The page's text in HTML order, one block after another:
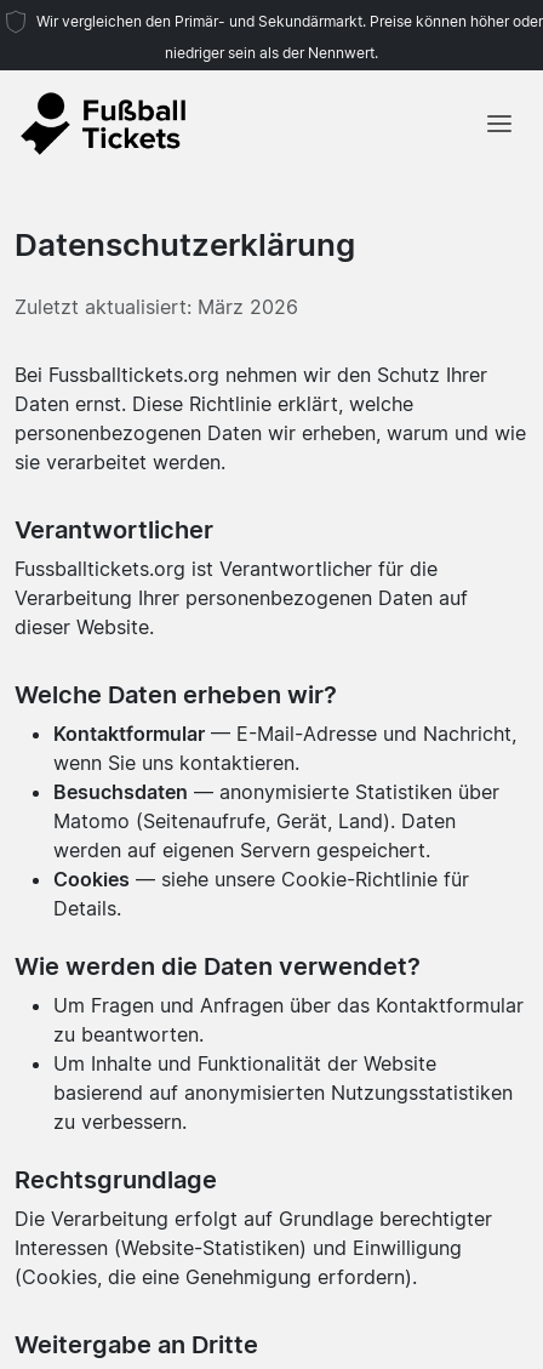
Wir vergleichen den Primär- und Sekundärmarkt. Preise können höher oder
niedriger sein als der Nennwert.
Mannschaften
Reisebüros
Datenschutzerklärung
Zuletzt aktualisiert: März 2026
Bei Fussballtickets.org nehmen wir den Schutz Ihrer
Daten ernst. Diese Richtlinie erklärt, welche
personenbezogenen Daten wir erheben, warum und wie
sie verarbeitet werden.
Verantwortlicher
Fussballtickets.org ist Verantwortlicher für die
Verarbeitung Ihrer personenbezogenen Daten auf
dieser Website.
Welche Daten erheben wir?
Kontaktformular — E-Mail-Adresse und Nachricht,
wenn Sie uns kontaktieren.
Besuchsdaten — anonymisierte Statistiken über
Matomo (Seitenaufrufe, Gerät, Land). Daten
werden auf eigenen Servern gespeichert.
Cookies — siehe unsere Cookie-Richtlinie für
Details.
Wie werden die Daten verwendet?
Um Fragen und Anfragen über das Kontaktformular
zu beantworten.
Um Inhalte und Funktionalität der Website
basierend auf anonymisierten Nutzungsstatistiken
zu verbessern.
Rechtsgrundlage
Die Verarbeitung erfolgt auf Grundlage berechtigter
Interessen (Website-Statistiken) und Einwilligung
(Cookies, die eine Genehmigung erfordern).
Weitergabe an Dritte